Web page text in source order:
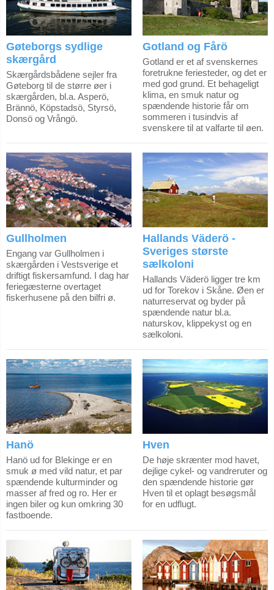
Gøteborgs sydlige
skærgård
Skærgårdsbådene sejler fra
Gøteborg til de større øer i
skærgården, bl.a. Asperö,
Brännö, Köpstadsö, Styrsö,
Donsö og Vrångö.
Gotland og Fårö
Gotland er et af svenskernes
foretrukne feriesteder, og det er
med god grund. Et behageligt
klima, en smuk natur og
spændende historie får om
sommeren i tusindvis af
svenskere til at valfarte til øen.
Gullholmen
Engang var Gullholmen i
skærgården i Vestsverige et
driftigt fiskersamfund. I dag har
feriegæsterne overtaget
fiskerhusene på den bilfri ø.
Hallands Väderö -
Sveriges største
sælkoloni
Hallands Väderö ligger tre km
ud for Torekov i Skåne. Øen er
naturreservat og byder på
spændende natur bl.a.
naturskov, klippekyst og en
sælkoloni.
Hanö
Hanö ud for Blekinge er en
smuk ø med vild natur, et par
spændende kulturminder og
masser af fred og ro. Her er
ingen biler og kun omkring 30
fastboende.
Hven
De høje skrænter mod havet,
dejlige cykel- og vandreruter og
den spændende historie gør
Hven til et oplagt besøgsmål
for en udflugt.